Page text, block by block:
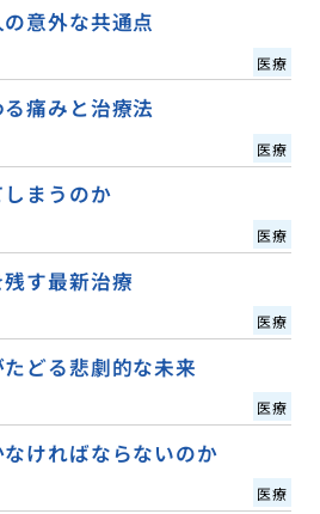
意外な共通点
医療
痛みと治療法
医療
まうのか
医療
す最新治療
医療
どる悲劇的な未来
医療
ければならないのか
医療